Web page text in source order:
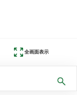
全画面表示